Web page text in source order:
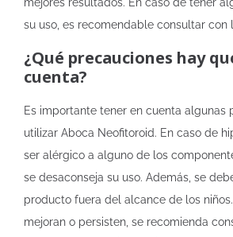
su uso, es recomendable consultar con
¿Qué precauciones hay
cuenta?
Es importante tener en cuenta algunas
utilizar Aboca Neofitoroid. En caso de
ser alérgico a alguno de los
se desaconseja su uso. Además, se
producto fuera del alcance de los
mejoran o persisten, se recomienda